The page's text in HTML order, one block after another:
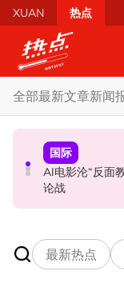
Skip to main content
XUAN 热点
全部最新文章新闻
政治
国际
AI电影沦“反面教材”？ 狮城本土电影公
论战
政治
要求安华解释为何冻结
把人民拨款政治
最新热点